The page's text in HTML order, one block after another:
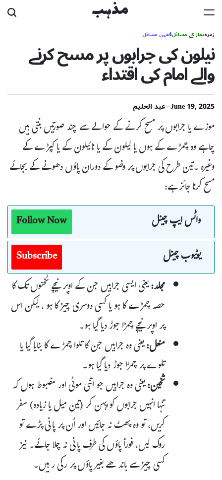
Skip
content
مذہب
زمرہنماز کے مسائلفقہی مسائل
نیلون کی جرابوں پر مسح کرنے
والے امام کی اقتداء
June 19, 2025 عبد الحلیم
موزے یا جرابوں پر مسح کرنے کے حوالے سے چند صورتیں بنتی ہیں
چاہے وہ چمڑے کے ہوں یا لیلون کے یا نائیلون کے یا کپڑے کے
وغیرہ ۔تین طرح کی جرابوں پر وضو کے دوران پاؤں دھونے کے بجائے
مسح کرنا جائز ہے:
واٹس ایپ چینل
Follow Now
یوٹیوب چینل
Subscribe
مجلد:یعنی ایسی جرابیں جن کے اوپر نیچے ٹخنوں تک کا
حصہ چمڑے کا ہو یا کسی دوسری چیز کا ہو ، لیکن اس
پر اوپر نیچے چمڑا جوڑ دیا گیا ہو۔
منعل:یعنی وہ جرابیں جن کا تلوا چمڑے کا بنایا گیا یا
تلوے پر چمڑا جوڑ دیا گیا ہو۔
ثخین:یعنی وہ جرابیں جو اتنی موٹی اور مضبوط ہوں کہ
تنہا انہیں جرابوں کو پہن کر (تین میل یا زیادہ) سفر
کریں، تو وہ پھٹ نہ جائیں اور اُن پر پانی پڑے تو
روک لیں، فوراً پاؤں کی طرف پانی نہ چلا جائے۔ نیز
کسی چیز سے باندھے بغیر پاؤں پر رکی رہیں۔